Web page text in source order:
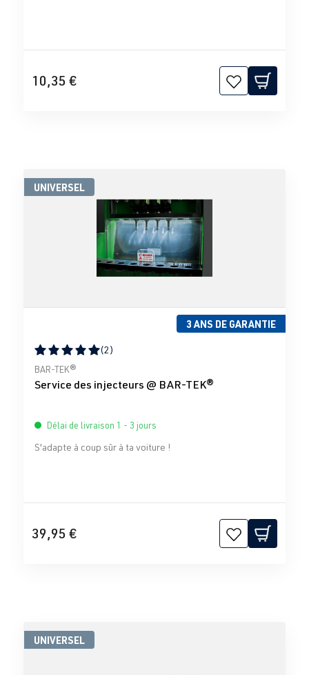
10,35 €
UNIVERSEL
3 ANS DE GARANTIE
Note moyenne de 5 sur 5 étoiles
(2)
BAR-TEK®
Service des injecteurs @ BAR-TEK®
Délai de livraison 1 - 3 jours
S'adapte à coup sûr à ta voiture !
39,95 €
UNIVERSEL